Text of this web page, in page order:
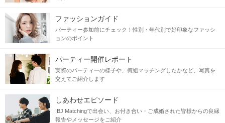
ファッションガイド
パーティー参加前にチェック！性別・年代別で好印象なファッシ
ョンのポイント
パーティー開催レポート
実際のパーティーの様子や、何組マッチングしたかなど、写真を
交えてご紹介します
しあわせエピソード
IBJ Matchingで出会い、お付き合い・ご成婚された皆様からの良縁
報告やメッセージをご紹介